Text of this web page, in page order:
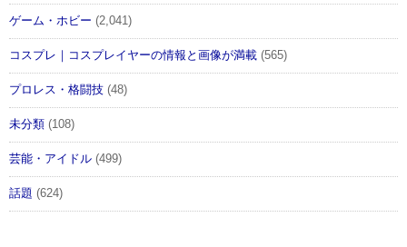
ゲーム・ホビー (2,041)
コスプレ｜コスプレイヤーの情報と画像が満載 (565)
プロレス・格闘技 (48)
未分類 (108)
芸能・アイドル (499)
話題 (624)